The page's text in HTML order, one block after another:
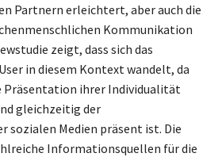
Partnern erleichtert, aber auch die
Kommunikation
zeigt, dass sich das
in diesem Kontext wandelt, da
Präsentation ihrer Individualität
gleichzeitig der
sozialen Medien präsent ist. Die
Informationsquellen für die